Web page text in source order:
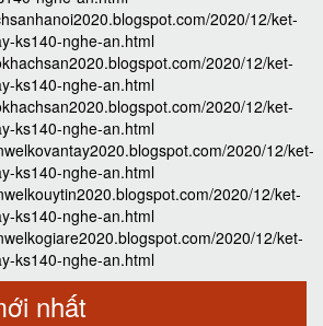
2020/12/ket-
ks140-nghe-an.html
2020/12/ket-
ks140-nghe-an.html
2020/12/ket-
ks140-nghe-an.html
2020/12/ket-
ks140-nghe-an.html
2020/12/ket-
ks140-nghe-an.html
2020/12/ket-
ks140-nghe-an.html
nhất